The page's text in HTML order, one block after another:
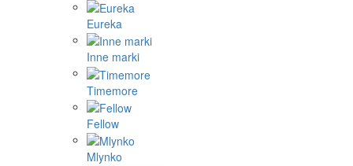
Eureka
Inne marki
Timemore
Fellow
Mlynko